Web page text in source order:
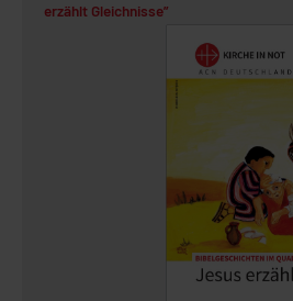
erzählt Gleichnisse”